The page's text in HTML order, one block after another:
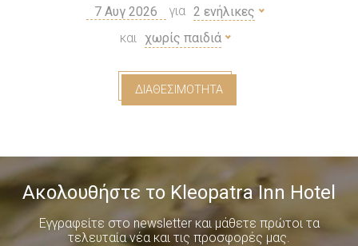
για 2 ενήλικες
και χωρίς παιδιά
ΔΙΑΘΕΣΙΜΌΤΗΤΑ
Ακολουθήστε το Kleopatra Inn Hotel
Εγγραφείτε στο newsletter και μάθετε πρώτοι τα
τελευταία νέα και τις προσφορές μας.